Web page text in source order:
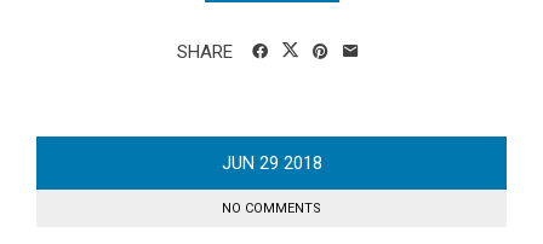
SHARE
JUN 29 2018
NO COMMENTS